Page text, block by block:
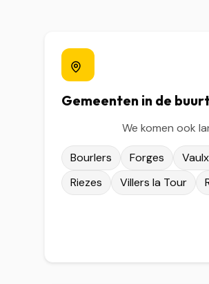
Gemeenten in de
We komen ook
Bourlers Forges
Riezes
Villers la Tour